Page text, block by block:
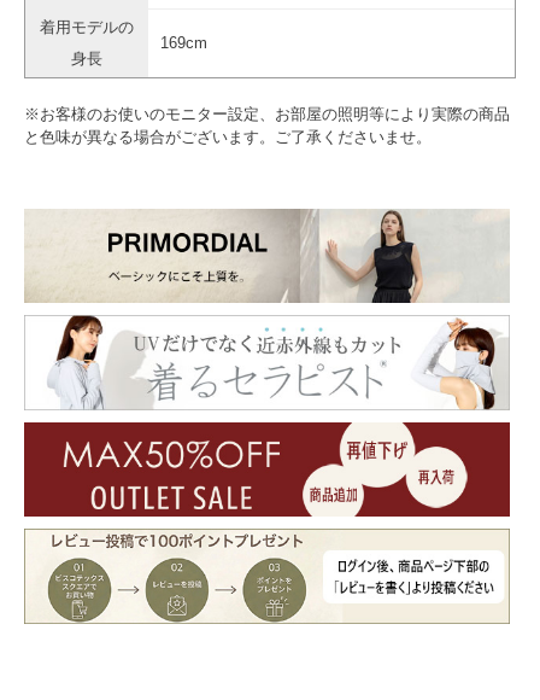
着用モデルの
身長
169cm
※お客様のお使いのモニター設定、お部屋の照明等により実際の商品
と色味が異なる場合がございます。ご了承くださいませ。